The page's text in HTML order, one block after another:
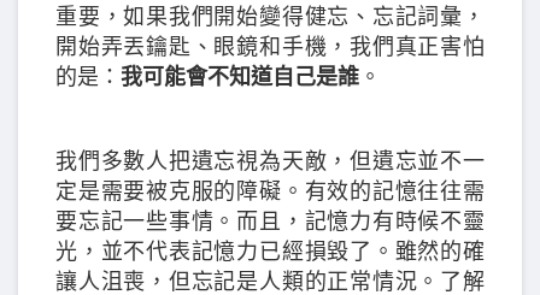
重要，如果我們開始變得健忘、忘記詞彙，
開始弄丟鑰匙、眼鏡和手機，我們真正害怕
的是： 我可能會不知道自己是誰 。
我們多數人把遺忘視為天敵，但遺忘並不一
定是需要被克服的障礙。有效的記憶往往需
要忘記一些事情。而且，記憶力有時候不靈
光，並不代表記憶力已經損毀了。雖然的確
讓人沮喪，但忘記是人類的正常情況。了解